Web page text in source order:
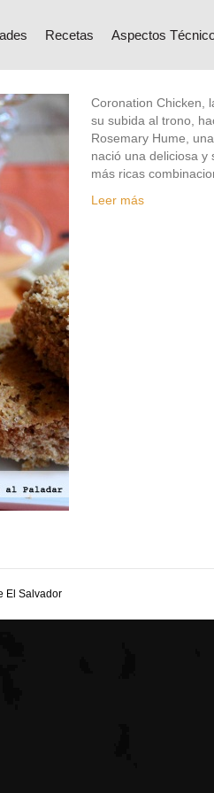
Recetas Aspectos
Chicken)
Coronation Chicken,
su subida al trono,
Rosemary Hume,
nació una deliciosa y
más ricas
Leer más
El Salvador